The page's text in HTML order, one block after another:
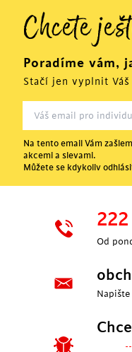
Chcete
Poradíme vám,
Stačí jen vyplnit
Na tento email Vám
akcemi a slevami.
Můžete se kdykoliv
Od